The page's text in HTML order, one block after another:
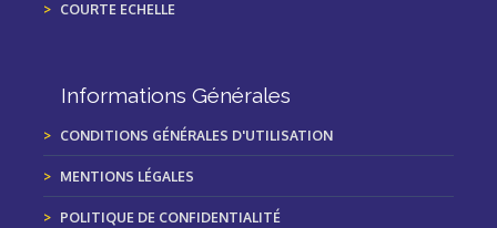
COURTE ECHELLE
Informations Générales
CONDITIONS GÉNÉRALES D'UTILISATION
MENTIONS LÉGALES
POLITIQUE DE CONFIDENTIALITÉ